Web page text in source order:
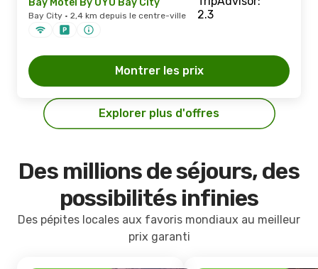
Bay Motel By OYO Bay City
Bay City · 2,4 km depuis le centre-ville
Montrer les prix
Explorer plus d'offres
Des millions de séjours, des
possibilités infinies
Des pépites locales aux favoris mondiaux au meilleur
prix garanti